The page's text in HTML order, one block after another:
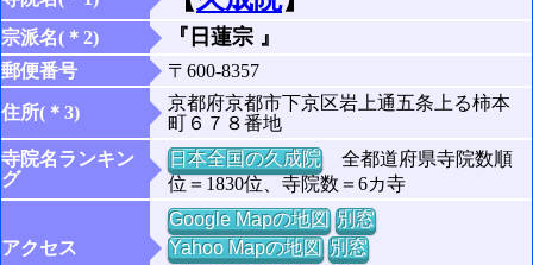
宗派名(＊2) 『日蓮宗 』
郵便番号 〒600-8357
住所(＊3)
京都府京都市下京区岩上通五条上る柿本
町６７８番地
寺院名ランキン
グ
日本全国の久成院全都道府県寺院数順
位＝1830位、寺院数＝6カ寺
アクセス
Google Mapの地図 別窓
Yahoo Mapの地図 別窓